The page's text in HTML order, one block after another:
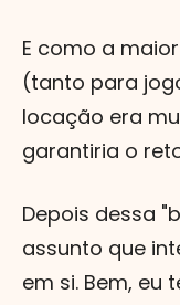
E como a
(tanto para
locação era
garantiria o
Depois dessa
assunto que
em si. Bem, eu